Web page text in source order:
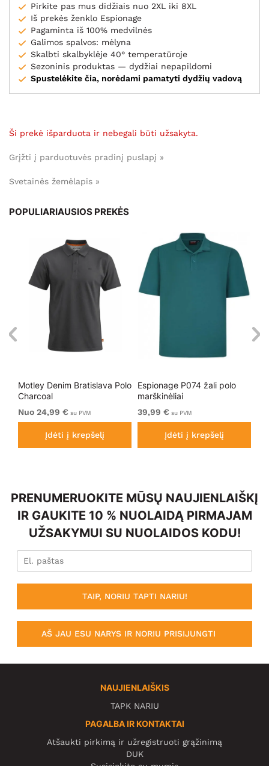
Pirkite pas mus didžiais nuo 2XL iki 8XL
Iš prekės ženklo Espionage
Pagaminta iš 100% medvilnės
Galimos spalvos: mėlyna
Skalbti skalbyklėje 40° temperatūroje
Sezoninis produktas — dydžiai nepapildomi
Spustelėkite čia, norėdami pamatyti dydžių vadovą
Ši prekė išparduota ir nebegali būti užsakyta.
Grįžti į parduotuvės pradinį puslapį »
Svetainės žemėlapis »
POPULIARIAUSIOS PREKĖS
Motley Denim Bratislava Polo
Charcoal
Nuo 24,99 € su PVM
Įdėti į krepšelį
Espionage P074 žali polo
marškinėliai
39,99 € su PVM
Įdėti į krepšelį
PRENUMERUOKITE MŪSŲ NAUJIENLAIŠKĮ
IR GAUKITE 10 % NUOLAIDĄ PIRMAJAM
UŽSAKYMUI SU NUOLAIDOS KODU!
TAIP, NORIU TAPTI NARIU!
AŠ JAU ESU NARYS IR NORIU PRISIJUNGTI
NAUJIENLAIŠKIS
TAPK NARIU
PAGALBA IR KONTAKTAI
Atšaukti pirkimą ir užregistruoti grąžinimą
DUK